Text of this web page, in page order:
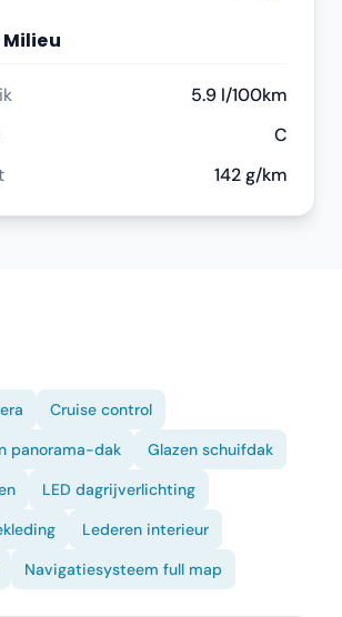
5.9 l/100km
C
142 g/km
Cruise control
panorama-dak
Glazen schuifdak
LED dagrijverlichting
Lederen interieur
Navigatiesysteem full map